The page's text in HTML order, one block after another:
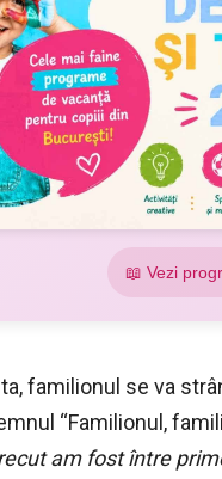
📖 Vezi
familionul se va
“Familionul,
am fost între